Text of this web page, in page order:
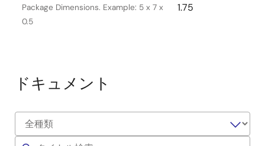
Package Dimensions. Example: 5 x 7 x
0.5
1.75
ドキュメント